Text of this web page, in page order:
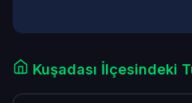
Kuşadası İlçesindeki